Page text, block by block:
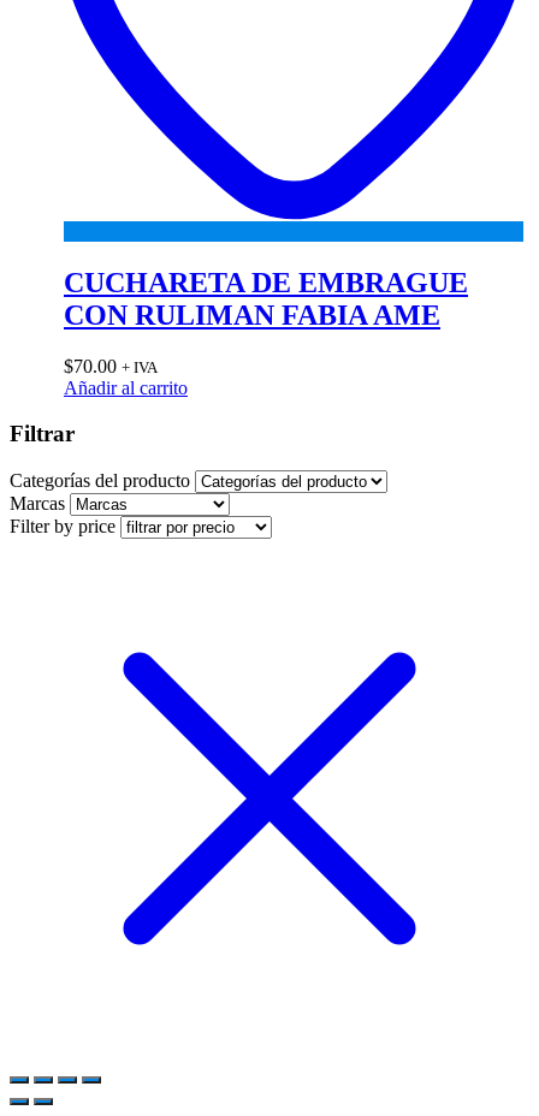
CUCHARETA DE EMBRAGUE
CON RULIMAN FABIA AME
$70.00 + IVA
Añadir al carrito
Filtrar
Categorías del producto
Marcas
Filter by price